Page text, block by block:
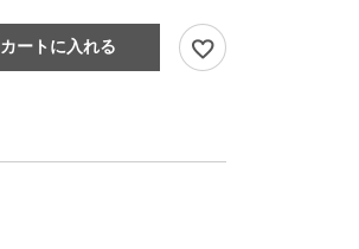
カートに入れる